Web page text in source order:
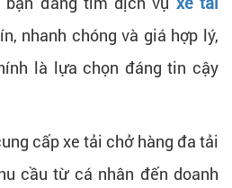
nhanh chóng và giá hợp lý,
là lựa chọn đáng tin cậy
cấp xe tải chở hàng đa tải
cầu từ cá nhân đến doanh